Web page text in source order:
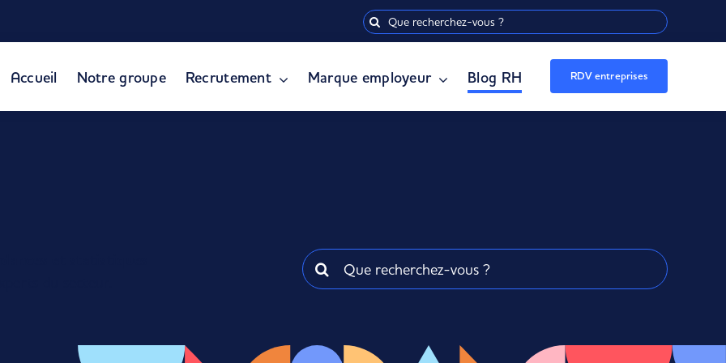
Rechercher:
Accueil Notre groupe Recrutement Marque employeur Blog RH RDV entreprises
Rechercher: